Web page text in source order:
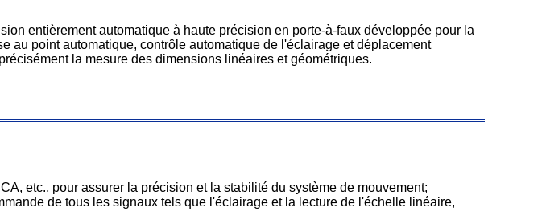
entièrement automatique à haute précision en porte-à-faux développée pour la
au point automatique, contrôle automatique de l'éclairage et déplacement
la mesure des dimensions linéaires et géométriques.
etc., pour assurer la précision et la stabilité du système de mouvement;
de tous les signaux tels que l'éclairage et la lecture de l'échelle linéaire,